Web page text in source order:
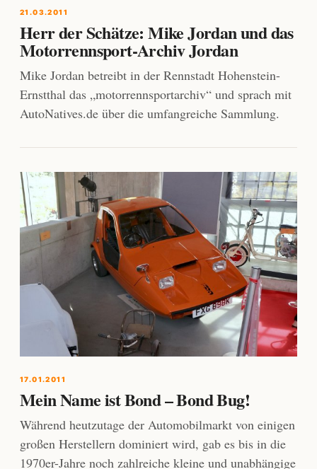
21.03.2011
Herr der Schätze: Mike Jordan und das
Motorrennsport-Archiv Jordan
Mike Jordan betreibt in der Rennstadt Hohenstein-
Ernstthal das „motorrennsportarchiv“ und sprach mit
AutoNatives.de über die umfangreiche Sammlung.
17.01.2011
Mein Name ist Bond – Bond Bug!
Während heutzutage der Automobilmarkt von einigen
großen Herstellern dominiert wird, gab es bis in die
1970er-Jahre noch zahlreiche kleine und unabhängige